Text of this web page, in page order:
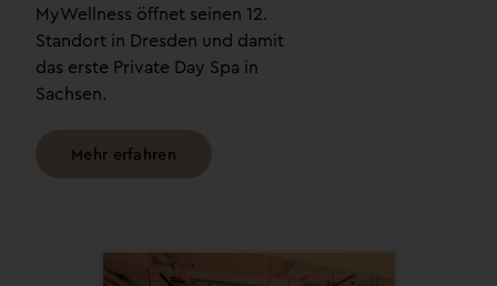
MyWellness öffnet seinen 12.
Standort in Dresden und damit
das erste Private Day Spa in
Sachsen.
Mehr erfahren